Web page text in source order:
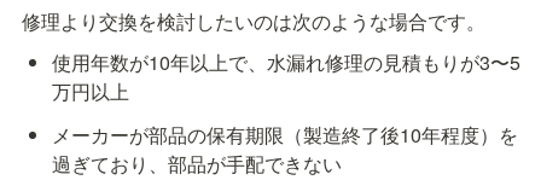
修理より交換を検討したいのは次のような場合です。
使用年数が10年以上で、水漏れ修理の見積もりが3〜5
万円以上
メーカーが部品の保有期限（製造終了後10年程度）を
過ぎており、部品が手配できない